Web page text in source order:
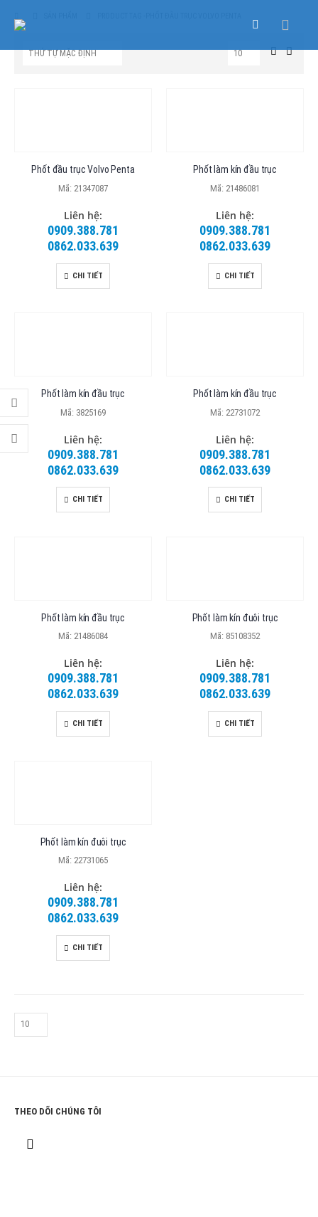
Phốt đầu trục Volvo Penta
Mã: 21347087
Liên hệ:
0909.388.781
0862.033.639
CHI TIẾT
Phốt làm kín đầu trục
Mã: 21486081
Liên hệ:
0909.388.781
0862.033.639
CHI TIẾT
Phốt làm kín đầu trục
Mã: 3825169
Liên hệ:
0909.388.781
0862.033.639
CHI TIẾT
Phốt làm kín đầu trục
Mã: 22731072
Liên hệ:
0909.388.781
0862.033.639
CHI TIẾT
Phốt làm kín đầu trục
Mã: 21486084
Liên hệ:
0909.388.781
0862.033.639
CHI TIẾT
Phốt làm kín đuôi trục
Mã: 85108352
Liên hệ:
0909.388.781
0862.033.639
CHI TIẾT
Phốt làm kín đuôi trục
Mã: 22731065
Liên hệ:
0909.388.781
0862.033.639
CHI TIẾT
THEO DÕI CHÚNG TÔI